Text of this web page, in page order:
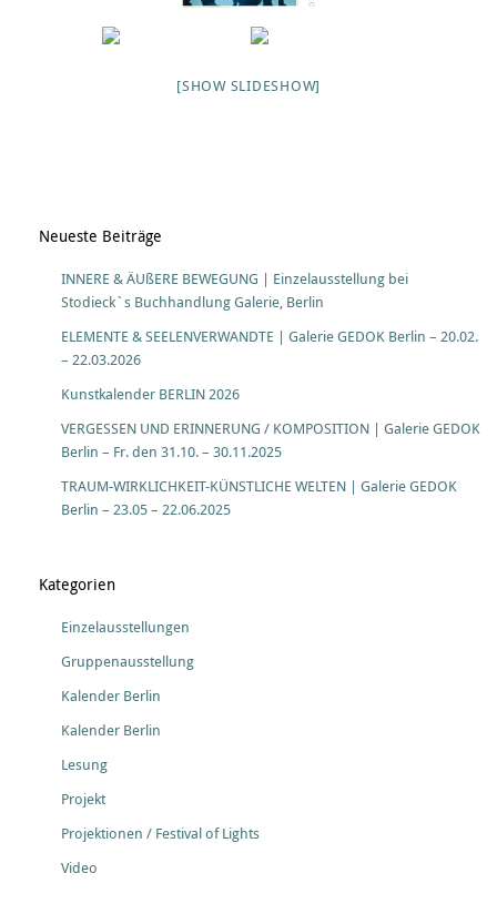
[SHOW SLIDESHOW]
Neueste Beiträge
INNERE & ÄUßERE BEWEGUNG | Einzelausstellung bei
Stodieck`s Buchhandlung Galerie, Berlin
ELEMENTE & SEELENVERWANDTE | Galerie GEDOK Berlin – 20.02.
– 22.03.2026
Kunstkalender BERLIN 2026
VERGESSEN UND ERINNERUNG / KOMPOSITION | Galerie GEDOK
Berlin – Fr. den 31.10. – 30.11.2025
TRAUM-WIRKLICHKEIT-KÜNSTLICHE WELTEN | Galerie GEDOK
Berlin – 23.05 – 22.06.2025
Kategorien
Einzelausstellungen
Gruppenausstellung
Kalender Berlin
Kalender Berlin
Lesung
Projekt
Projektionen / Festival of Lights
Video